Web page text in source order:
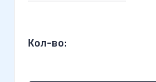
Кол-во: